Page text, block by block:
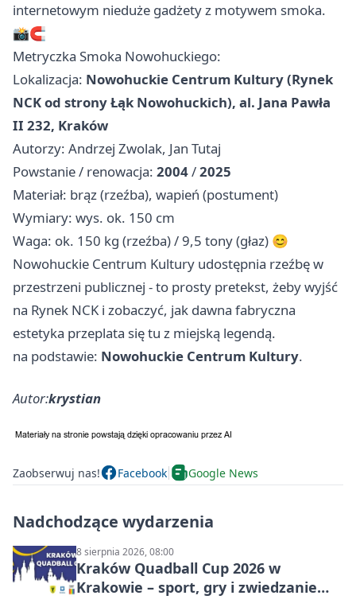
internetowym nieduże gadżety z motywem smoka.
📸🧲
Metryczka Smoka Nowohuckiego:
Lokalizacja: Nowohuckie Centrum Kultury (Rynek
NCK od strony Łąk Nowohuckich), al. Jana Pawła
II 232, Kraków
Autorzy: Andrzej Zwolak, Jan Tutaj
Powstanie / renowacja: 2004/2025
Materiał: brąz (rzeźba), wapień (postument)
Wymiary: wys. ok. 150 cm
Waga: ok. 150 kg (rzeźba) / 9,5 tony (głaz) 😊
Nowohuckie Centrum Kultury udostępnia rzeźbę w
przestrzeni publicznej - to prosty pretekst, żeby wyjść
na Rynek NCK i zobaczyć, jak dawna fabryczna
estetyka przeplata się tu z miejską legendą.
na podstawie: Nowohuckie Centrum Kultury.
Autor:krystian
Zaobserwuj nas! Facebook Google News
Nadchodzące wydarzenia
8 sierpnia 2026, 08:00
Kraków Quadball Cup 2026 w
Krakowie – sport, gry i zwiedzanie